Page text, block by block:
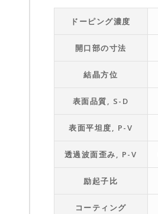
ドーピング濃度
開口部の寸法
結晶方位
表面品質, S-D
表面平坦度, P-V
透過波面歪み, P-V
励起子比
コーティング